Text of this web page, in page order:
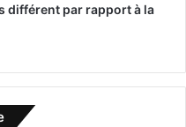
différent par rapport à la